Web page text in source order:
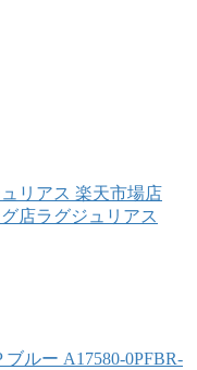
リアス 楽天市場店
ラグジュリアス
ルー A17580-0PFBR-